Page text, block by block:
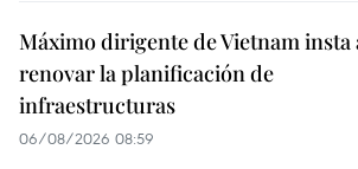
Máximo dirigente de Vietnam insta
renovar la planificación de
infraestructuras
06/08/2026 08:59